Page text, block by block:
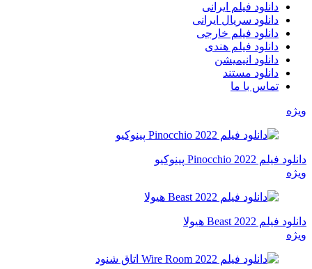
دانلود فیلم ایرانی
دانلود سریال ایرانی
دانلود فیلم خارجی
دانلود فیلم هندی
دانلود انیمیشن
دانلود مستند
تماس با ما
ویژه
دانلود فیلم Pinocchio 2022 پینوکیو
ویژه
دانلود فیلم Beast 2022 هیولا
ویژه